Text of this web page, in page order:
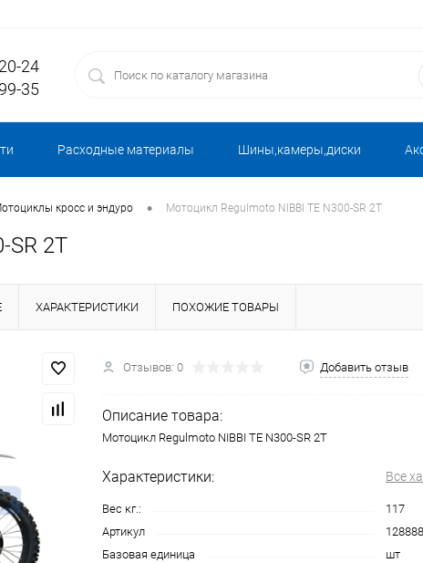
24
35
Расходные материалы Шины,камеры,диски
кросс и эндуро • Мотоцикл Regulmoto NIBBI TE N300-SR 2T
SR 2T
ХАРАКТЕРИСТИКИ ПОХОЖИЕ ТОВАРЫ
Отзывов: 0 Добавить отзыв
Описание товара:
Мотоцикл Regulmoto NIBBI TE N300-SR 2T
Характеристики: Все
Вес кг.:
117
Артикул
128888
Базовая единица
шт